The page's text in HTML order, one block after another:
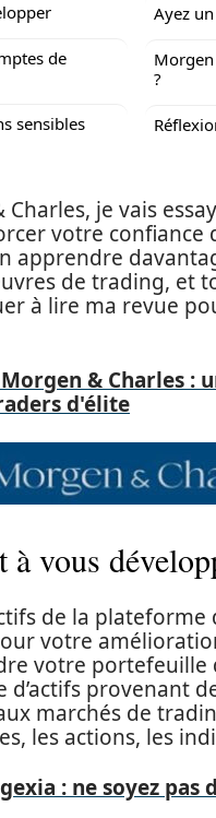
de
sensibles
Ayez
?
je vais
votre confiance
apprendre
de trading, et
à lire ma revue
& Charles :
d'élite
à vous
de la plateforme
votre
votre portefeuille
provenant
marchés de
les actions, les
: ne soyez